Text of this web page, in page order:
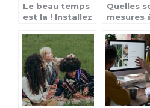
Le beau temps
est la ! Installez
vos
evenements en
plein air !
Quelles
mesures
rouler
scooter